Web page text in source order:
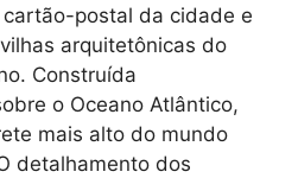
postal da cidade e
arquitetônicas do
Construída
o Oceano Atlântico,
mais alto do mundo
detalhamento dos